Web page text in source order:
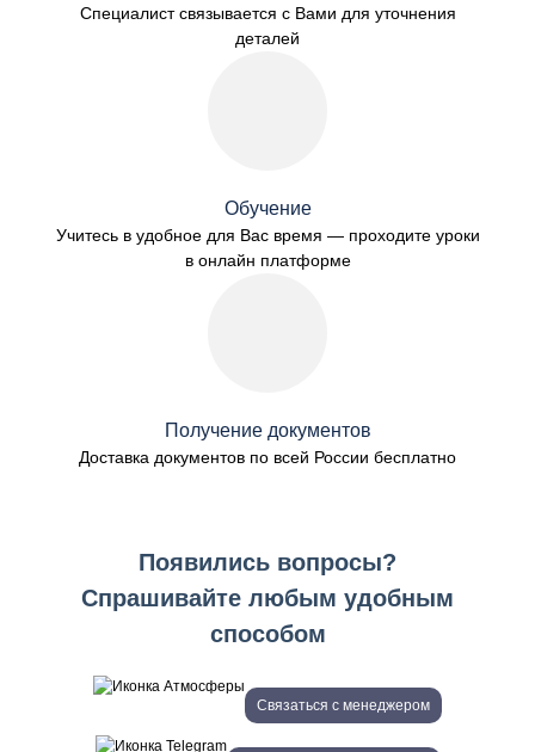
Специалист связывается с Вами для уточнения
деталей
Обучение
Учитесь в удобное для Вас время — проходите уроки
в онлайн платформе
Получение документов
Доставка документов по всей России бесплатно
Появились вопросы?
Спрашивайте любым удобным
способом
Связаться с менеджером